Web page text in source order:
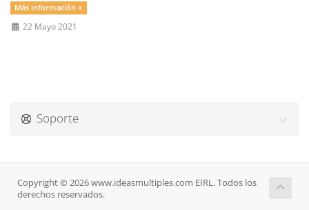
Más información »
22 Mayo 2021
Soporte
Copyright © 2026 www.ideasmultiples.com EIRL. Todos los
derechos reservados.